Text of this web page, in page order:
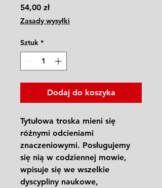
54,00 złCena
Zasady wysyłki
Sztuk *
Dodaj do koszyka
Tytułowa troska mieni się
różnymi odcieniami
znaczeniowymi. Posługujemy
się nią w codziennej mowie,
wpisuje się we wszelkie
dyscypliny naukowe,